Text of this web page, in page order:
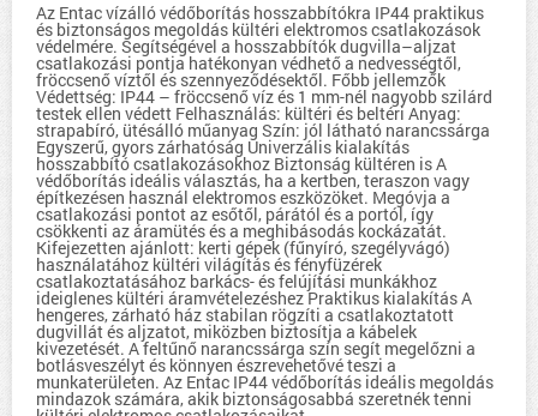
Az Entac vízálló védőborítás hosszabbítókra IP44 praktikus
és biztonságos megoldás kültéri elektromos csatlakozások
védelmére. Segítségével a hosszabbítók dugvilla–aljzat
csatlakozási pontja hatékonyan védhető a nedvességtől,
fröccsenő víztől és szennyeződésektől. Főbb jellemzők
Védettség: IP44 – fröccsenő víz és 1 mm-nél nagyobb szilárd
testek ellen védett Felhasználás: kültéri és beltéri Anyag:
strapabíró, ütésálló műanyag Szín: jól látható narancssárga
Egyszerű, gyors zárhatóság Univerzális kialakítás
hosszabbító csatlakozásokhoz Biztonság kültéren is A
védőborítás ideális választás, ha a kertben, teraszon vagy
építkezésen használ elektromos eszközöket. Megóvja a
csatlakozási pontot az esőtől, párától és a portól, így
csökkenti az áramütés és a meghibásodás kockázatát.
Kifejezetten ajánlott: kerti gépek (fűnyíró, szegélyvágó)
használatához kültéri világítás és fényfüzérek
csatlakoztatásához barkács- és felújítási munkákhoz
ideiglenes kültéri áramvételezéshez Praktikus kialakítás A
hengeres, zárható ház stabilan rögzíti a csatlakoztatott
dugvillát és aljzatot, miközben biztosítja a kábelek
kivezetését. A feltűnő narancssárga szín segít megelőzni a
botlásveszélyt és könnyen észrevehetővé teszi a
munkaterületen. Az Entac IP44 védőborítás ideális megoldás
mindazok számára, akik biztonságosabbá szeretnék tenni